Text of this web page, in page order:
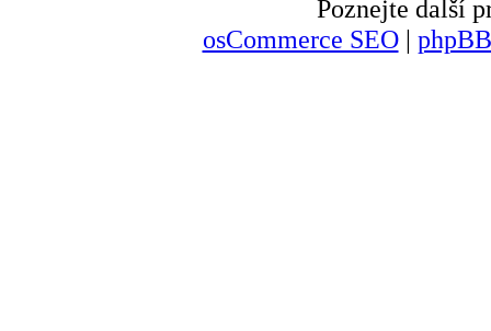
Poznejte další
osCommerce SEO|